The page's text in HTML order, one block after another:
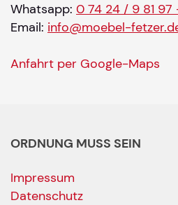
Whatsapp: 0 74 24 / 9 81 97
Email: info@moebel-
Anfahrt per Google-Maps
ORDNUNG MUSS SEIN
Impressum
Datenschutz